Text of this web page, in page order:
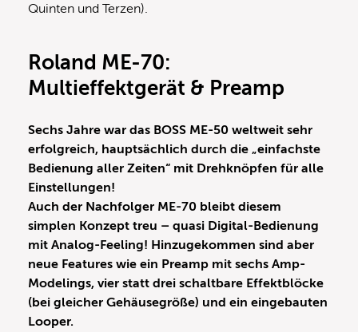
Quinten und Terzen).
Roland ME-70:
Multieffektgerät & Preamp
Sechs Jahre war das BOSS ME-50 weltweit sehr
erfolgreich, hauptsächlich durch die „einfachste
Bedienung aller Zeiten“ mit Drehknöpfen für alle
Einstellungen!
Auch der Nachfolger ME-70 bleibt diesem
simplen Konzept treu – quasi Digital-Bedienung
mit Analog-Feeling! Hinzugekommen sind aber
neue Features wie ein Preamp mit sechs Amp-
Modelings, vier statt drei schaltbare Effektblöcke
(bei gleicher Gehäusegröße) und ein eingebauten
Looper.